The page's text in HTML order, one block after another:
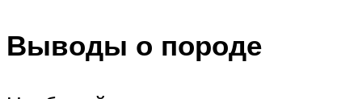
Выводы о породе